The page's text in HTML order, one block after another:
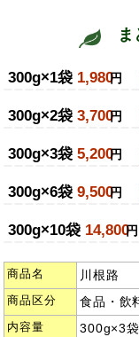
300g×1袋 1,980円
300g×2袋 3,700円
300g×3袋 5,200円
300g×6袋 9,500円
300g×10袋 14,800円
商品名 川根路
商品区分 食品・飲
内容量 300g×3袋